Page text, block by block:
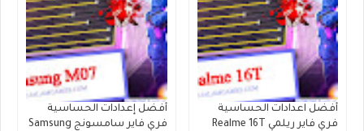
أفضل اعدادات الحساسية
فري فاير ريلمي Realme 16T
أفضل إعدادات الحساسية
فري فاير سامسونج Samsung